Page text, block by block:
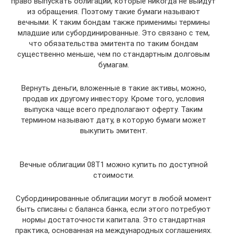
из обращения. Поэтому такие бумаги называют
вечными. К таким бондам также применимы термины
младшие или субординированные. Это связано с тем,
что обязательства эмитента по таким бондам
существенно меньше, чем по стандартным долговым
бумагам.
Вернуть деньги, вложенные в такие активы, можно,
продав их другому инвестору. Кроме того, условия
выпуска чаще всего предполагают оферту. Таким
термином называют дату, в которую бумаги может
выкупить эмитент.
Вечные облигации 08Т1 можно купить по доступной
стоимости.
Субординированные облигации могут в любой момент
быть списаны с баланса банка, если этого потребуют
нормы достаточности капитала. Это стандартная
практика, основанная на международных соглашениях.